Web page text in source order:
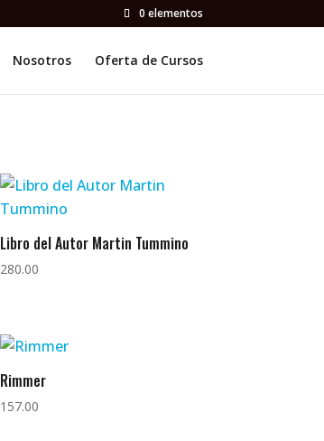
0 elementos
Nosotros Oferta de Cursos
Libro del Autor Martin Tummino
280.00
Rimmer
157.00